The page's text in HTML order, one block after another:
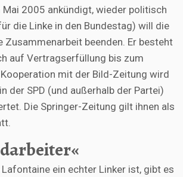
2005 ankündigt, wieder politisch
die Linke in den Bundestag) will die
Zusammenarbeit beenden. Er besteht
auf Vertragserfüllung bis zum
mit der Bild-Zeitung wird
der SPD (und außerhalb der Partei)
Die Springer-Zeitung gilt ihnen als
ein echter Linker ist, gibt es